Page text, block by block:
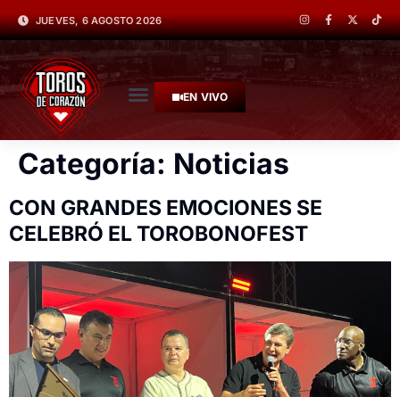
JUEVES, 6 AGOSTO 2026
EN VIVO
Categoría: Noticias
CON GRANDES EMOCIONES SE
CELEBRÓ EL TOROBONOFEST